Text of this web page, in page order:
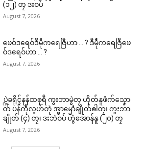
(၁၂) တၠ ဒးဝပ်
August 7, 2026
ဖေဝ်ဒရေဝ်ဒဳမဵုကရေဇြဳဟာ … ? ဒဳမဵုကရေဇြဳဖေ
ဝ်ဒရေဝ်ဟာ … ?
August 7, 2026
ပ္ဍဲခရိုၚ်နန်ထၜုရဳ ကွးဘာမွဲတၠ ဟိုတ်နူဖံက်သၞော
တ် ပန်ကဵုလွဟ်တုဲ အ္စာၝောံချိုတ်ၜါတၠ၊ ကွးဘာ
ချိုတ် (၄) တၠ၊ ဒးဘဲဝပ် ဟွံအောန်နူ (၂၀) တၠ
August 7, 2026